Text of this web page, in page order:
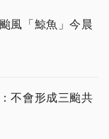
風「鯨魚」今晨
不會形成三颱共